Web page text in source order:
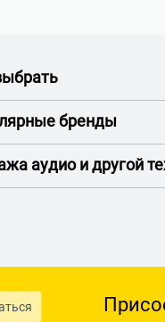
бренды
аудио и другой